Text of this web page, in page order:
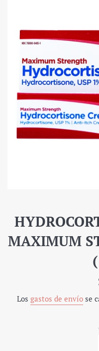
MAXIMUM
Los gastos de envío se